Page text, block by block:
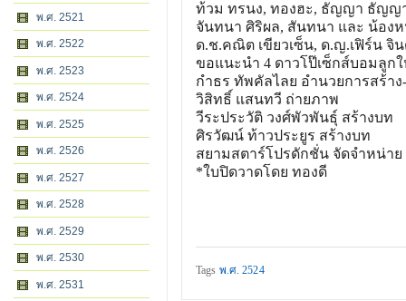
พ.ศ. 2521
พ.ศ. 2522
พ.ศ. 2523
พ.ศ. 2524
พ.ศ. 2525
พ.ศ. 2526
พ.ศ. 2527
พ.ศ. 2528
พ.ศ. 2529
พ.ศ. 2530
พ.ศ. 2531
ท้วม ทรนง, ทองฮะ, ธัญญา ธัญญ
จันทนา ศิริผล, สันทนา และ น้อง
ด.ช.คณิต เขียวเซ็น, ด.ญ.เฟิร์น จิ
ขอแนะนำ 4 ดาวโป๊เซ็กส์บอมลูก
กำธร ทัพคัลไลย อำนวยการสร้า
วิสิทธิ์ แสนทวี ถ่ายภาพ
วีระประวัติ วงศ์พัวพันธุ์ สร้างบท
ศิรวัฒน์ ท้าวประยูร สร้างบท
สยามสตาร์โปรดักชั่น จัดจำหน่าย
*ใบปิดวาดโดย ทองดี
Tags พ.ศ. 2524